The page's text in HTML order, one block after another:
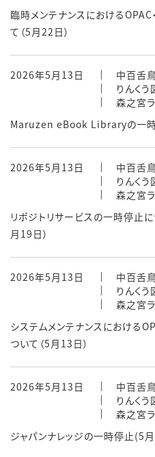
臨時メンテナンスにおける
て（5月22日）
2026年5月13日
中百舌
りんく
森之宮
Maruzen eBook Libraryの一時
2026年5月13日
中百舌
りんく
森之宮
リポジトリサービスの一時停止
月19日）
2026年5月13日
中百舌
りんく
森之宮
システムメンテナンスにおける
ついて（5月13日）
2026年5月13日
中百舌
りんく
森之宮
ジャパンナレッジの一時停止(5